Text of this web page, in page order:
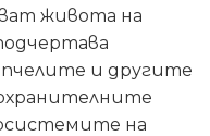
живота на
и другите
на